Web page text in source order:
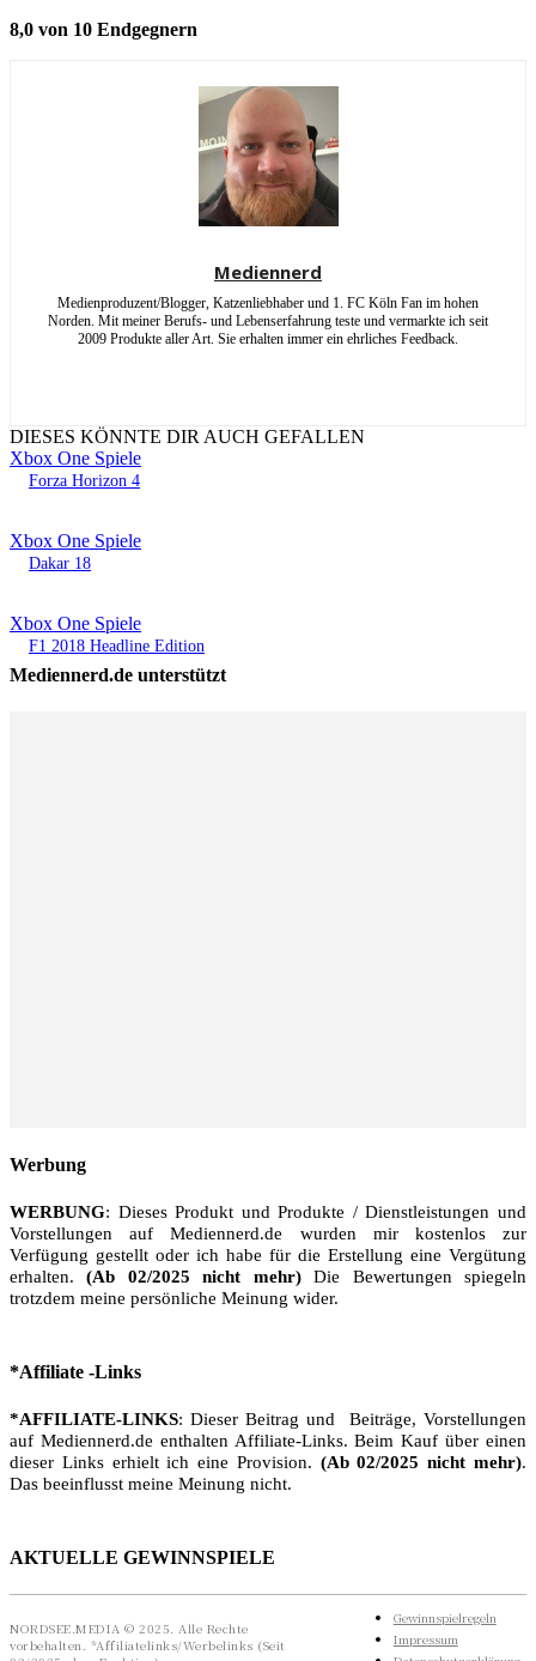
8,0 von 10 Endgegnern
Mediennerd
Medienproduzent/Blogger, Katzenliebhaber und 1. FC Köln Fan im hohen
Norden. Mit meiner Berufs- und Lebenserfahrung teste und vermarkte ich seit
2009 Produkte aller Art. Sie erhalten immer ein ehrliches Feedback.
DIESES KÖNNTE DIR AUCH GEFALLEN
Xbox One Spiele
Forza Horizon 4
Xbox One Spiele
Dakar 18
Xbox One Spiele
F1 2018 Headline Edition
Mediennerd.de unterstützt
Werbung
WERBUNG: Dieses Produkt und Produkte / Dienstleistungen und
Vorstellungen auf Mediennerd.de wurden mir kostenlos zur
Verfügung gestellt oder ich habe für die Erstellung eine Vergütung
erhalten.(Ab 02/2025 nicht mehr)Die Bewertungen spiegeln
trotzdem meine persönliche Meinung wider.
*Affiliate -Links
*AFFILIATE-LINKS: Dieser Beitrag und Beiträge, Vorstellungen
auf Mediennerd.de enthalten Affiliate-Links. Beim Kauf über einen
dieser Links erhielt ich eine Provision. (Ab 02/2025 nicht mehr).
Das beeinflusst meine Meinung nicht.
AKTUELLE GEWINNSPIELE
NORDSEE.MEDIA © 2025. Alle Rechte
vorbehalten. *Affiliatelinks/Werbelinks (Seit
Gewinnspielregeln
Impressum